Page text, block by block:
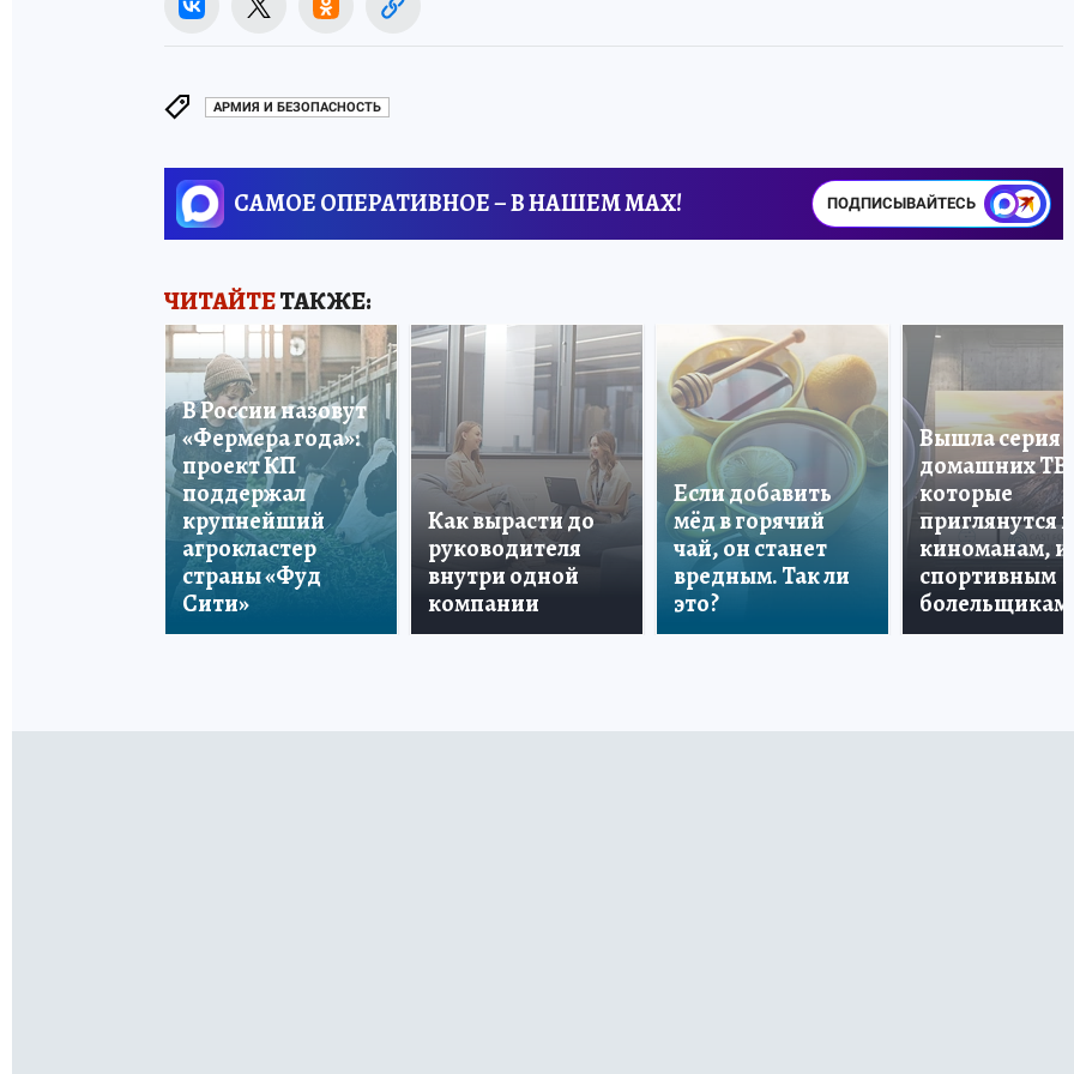
АРМИЯ И БЕЗОПАСНОСТЬ
САМОЕ ОПЕРАТИВНОЕ – В НАШЕМ MAX! ПОДПИСЫВАЙТЕСЬ
ЧИТАЙТЕТАКЖЕ:
В России назовут
«Фермера года»:
проект КП
поддержал
крупнейший
агрокластер
страны «Фуд
Сити»
Как вырасти до
руководителя
внутри одной
компании
Если добавить
мёд в горячий
чай, он станет
вредным. Так ли
это?
Вышла серия
домашних ТВ,
которые
приглянутся и
киноманам, и
спортивным
болельщикам